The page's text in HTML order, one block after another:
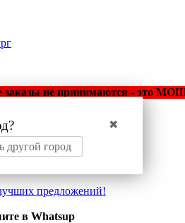
✖
другой город
не принимаются - это
предложений!
в Whatsup